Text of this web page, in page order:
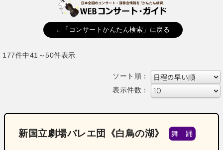
←「コンサートかんたん検索」に戻る
177件中41～50件表示
ソート順：
表示件数：
新国立劇場バレエ団《白鳥の湖》 舞 踊